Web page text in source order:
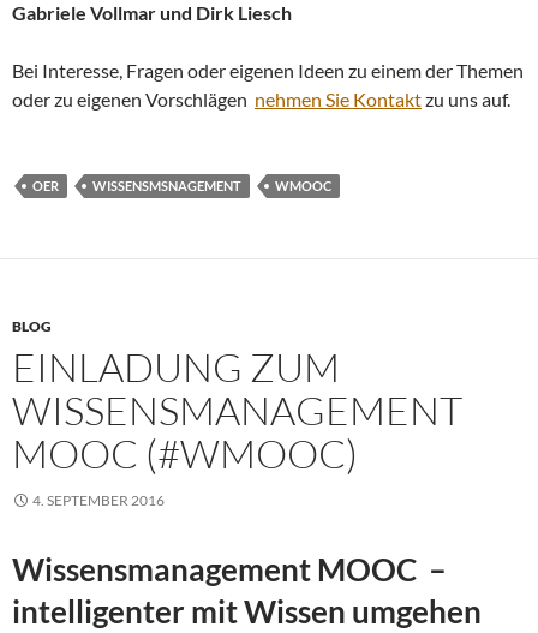
Gabriele Vollmar und Dirk Liesch
Bei Interesse, Fragen oder eigenen Ideen zu einem der Themen
oder zu eigenen Vorschlägen nehmen Sie Kontaktzu uns auf.
OER WISSENSMSNAGEMENT WMOOC
BLOG
EINLADUNG ZUM
WISSENSMANAGEMENT
MOOC (#WMOOC)
4. SEPTEMBER 2016
Wissensmanagement MOOC –
intelligenter mit Wissen umgehen